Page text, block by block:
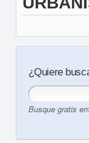
¿Quiere
Busque gratis